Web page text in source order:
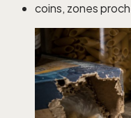
coins, zones